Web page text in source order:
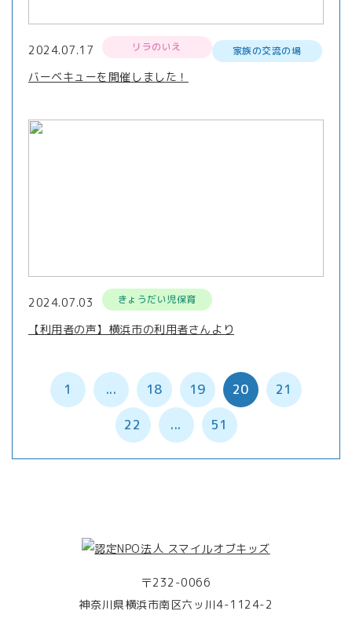
2024.07.17 リラのいえ 家族の交流の場
バーベキューを開催しました！
2024.07.03 きょうだい児保育
【利用者の声】横浜市の利用者さんより
1 ... 18 19 20 21
22 ... 51
〒232-0066
神奈川県横浜市南区六ッ川4-1124-2